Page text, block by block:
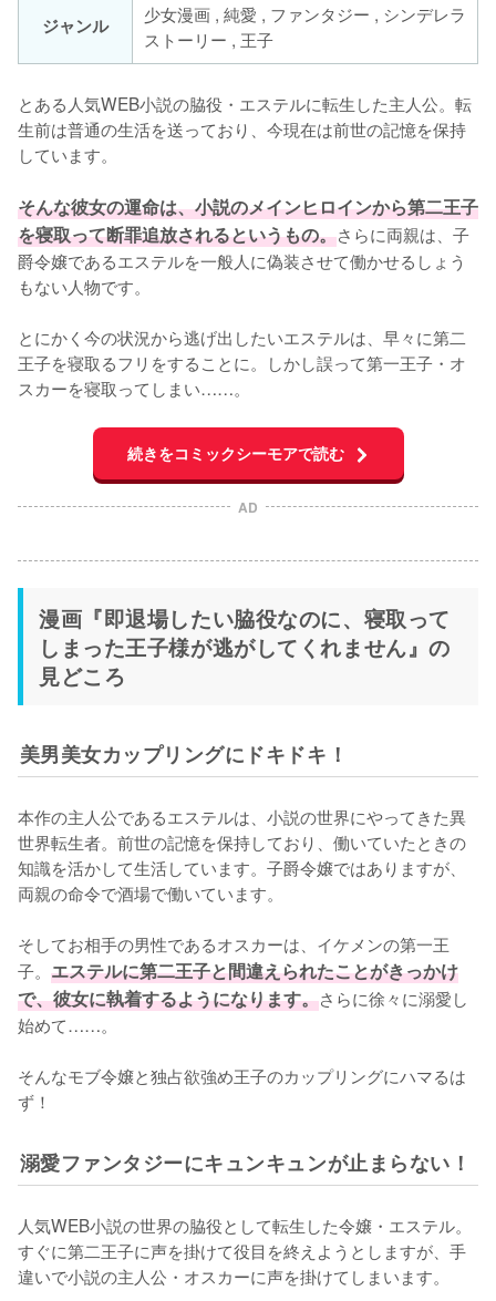
ジャンル
少女漫画 , 純愛 , ファンタジー , シンデレラ
ストーリー , 王子
とある人気WEB小説の脇役・エステルに転生した主人公。転
生前は普通の生活を送っており、今現在は前世の記憶を保持
しています。
そんな彼女の運命は、小説のメインヒロインから第二王子
を寝取って断罪追放されるというもの。さらに両親は、子
爵令嬢であるエステルを一般人に偽装させて働かせるしょう
もない人物です。
とにかく今の状況から逃げ出したいエステルは、早々に第二
王子を寝取るフリをすることに。しかし誤って第一王子・オ
スカーを寝取ってしまい……。
続きをコミックシーモアで読む
AD
漫画『即退場したい脇役なのに、寝取って
しまった王子様が逃がしてくれません』の
見どころ
美男美女カップリングにドキドキ！
本作の主人公であるエステルは、小説の世界にやってきた異
世界転生者。前世の記憶を保持しており、働いていたときの
知識を活かして生活しています。子爵令嬢ではありますが、
両親の命令で酒場で働いています。
そしてお相手の男性であるオスカーは、イケメンの第一王
子。 エステルに第二王子と間違えられたことがきっかけ
で、彼女に執着するようになります。さらに徐々に溺愛し
始めて……。
そんなモブ令嬢と独占欲強め王子のカップリングにハマるは
ず！
溺愛ファンタジーにキュンキュンが止まらない！
人気WEB小説の世界の脇役として転生した令嬢・エステル。
すぐに第二王子に声を掛けて役目を終えようとしますが、手
違いで小説の主人公・オスカーに声を掛けてしまいます。